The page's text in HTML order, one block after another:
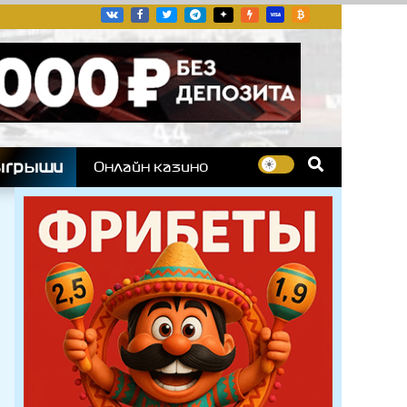
гоночных серий
Онлайн казино